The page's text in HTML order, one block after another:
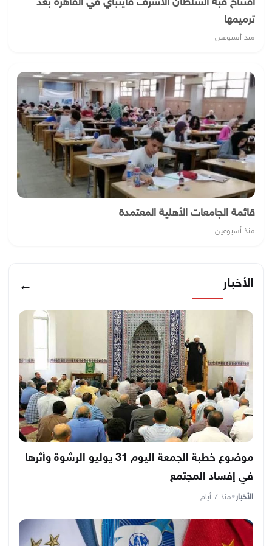
افتتاح قبة السلطان الأشرف قايتباي في القاهرة بعد
ترميمها
منذ أسبوعين
قائمة الجامعات الأهلية المعتمدة
منذ أسبوعين
الأخبار ←
موضوع خطبة الجمعة اليوم 31 يوليو الرشوة وأثرها
في إفساد المجتمع
الأخبار•منذ 7 أيام